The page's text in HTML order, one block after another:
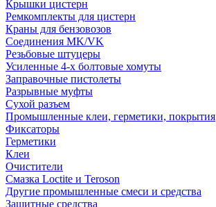
Крышки цистерн
Ремкомплекты для цистерн
Краны для бензовозов
Соединения MK/VK
Резьбовые штуцеры
Усиленные 4-х болтовые хомуты
Заправочные пистолеты
Разрывные муфты
Сухой разъем
Промышленные клеи, герметики, покрытия
Фиксаторы
Герметики
Клеи
Очистители
Смазка Loctite и Teroson
Другие промышленные смеси и средства
Защитные средства